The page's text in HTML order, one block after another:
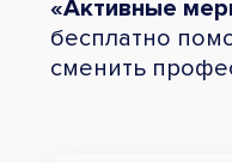
«Активные
бесплатно
сменить